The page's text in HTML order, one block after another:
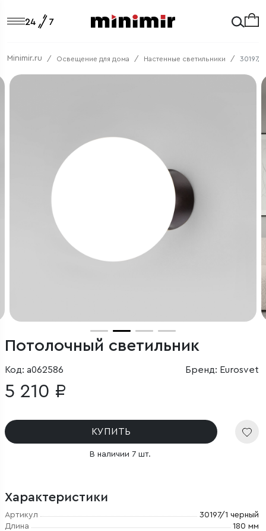
Minimir.ru Освещение для дома Настенные светильники 30197/
Потолочный светильник
Код: a062586 Бренд: Eurosvet
5 210 ₽
КУПИТЬ
В наличии 7 шт.
Характеристики
Артикул
30197/1 черный
Длина
180 мм